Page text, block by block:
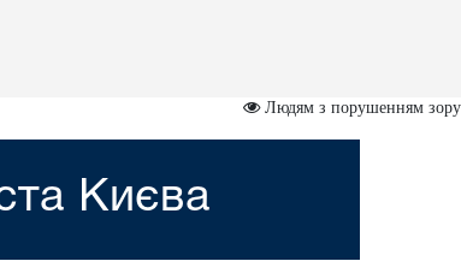
Людям з порушенням зору
Києва